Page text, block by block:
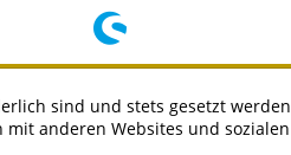
sind und stets gesetzt
anderen Websites und